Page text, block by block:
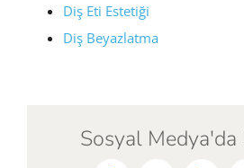
Diş Eti Estetiği
Diş Beyazlatma
Sosyal Medya'da